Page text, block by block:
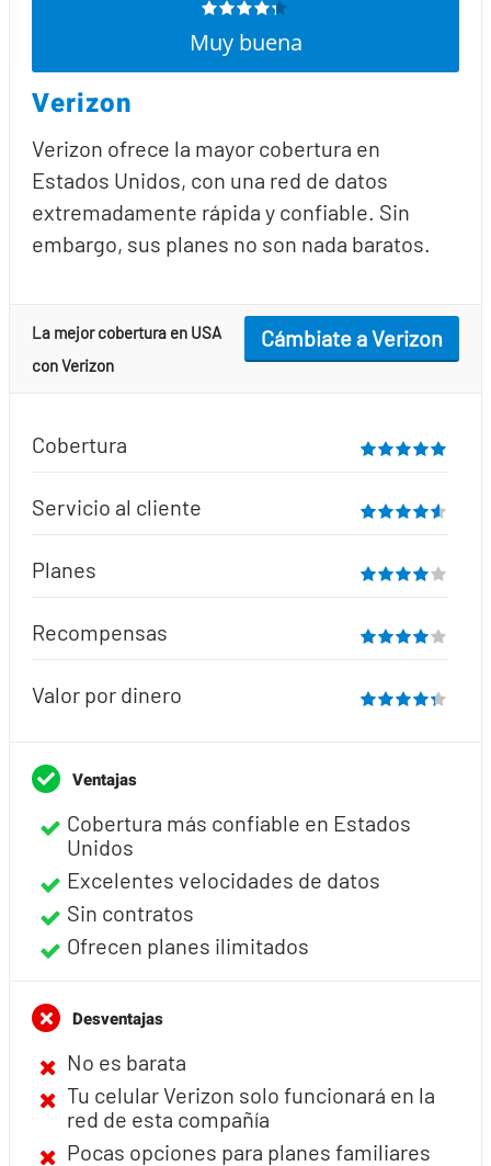
Muy buena
Verizon
Verizon ofrece la mayor cobertura en
Estados Unidos, con una red de datos
extremadamente rápida y confiable. Sin
embargo, sus planes no son nada baratos.
Cámbiate a Verizon
La mejor cobertura en USA
con Verizon
Cobertura
Servicio al cliente
Planes
Recompensas
Valor por dinero
Ventajas
Cobertura más confiable en Estados
Unidos
Excelentes velocidades de datos
Sin contratos
Ofrecen planes ilimitados
Desventajas
No es barata
Tu celular Verizon solo funcionará en la
red de esta compañía
Pocas opciones para planes familiares